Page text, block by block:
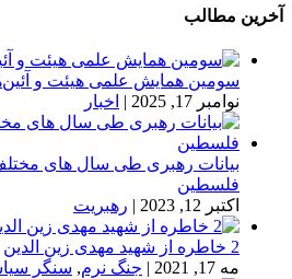
آخرین مطالب
سومین همایش علمی هیئت و
نوامبر 17, 2025
| اخبار
بیانات رهبری طی سال های
فلسطین
اکتبر 12, 2023
| رهبریت
2 خاطره از شهید مهدی زین الدین
مه 17, 2021
| جنگ نرم, سنگر